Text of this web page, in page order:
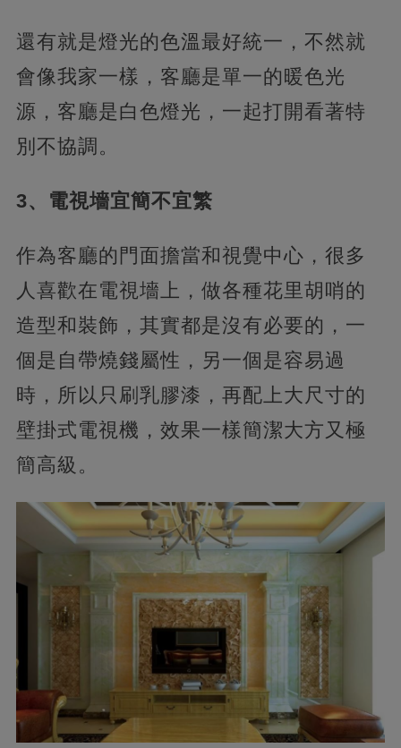
還有就是燈光的色溫最好統一，不然就
會像我家一樣，客廳是單一的暖色光
源，客廳是白色燈光，一起打開看著特
別不協調。
3、電視墻宜簡不宜繁
作為客廳的門面擔當和視覺中心，很多
人喜歡在電視墻上，做各種花里胡哨的
造型和裝飾，其實都是沒有必要的，一
個是自帶燒錢屬性，另一個是容易過
時，所以只刷乳膠漆，再配上大尺寸的
壁掛式電視機，效果一樣簡潔大方又極
簡高級。